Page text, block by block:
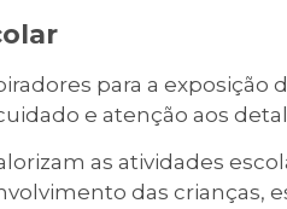
para a exposição
e atenção aos
as atividades
das crianças,